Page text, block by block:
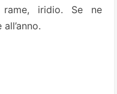
iridio. Se ne